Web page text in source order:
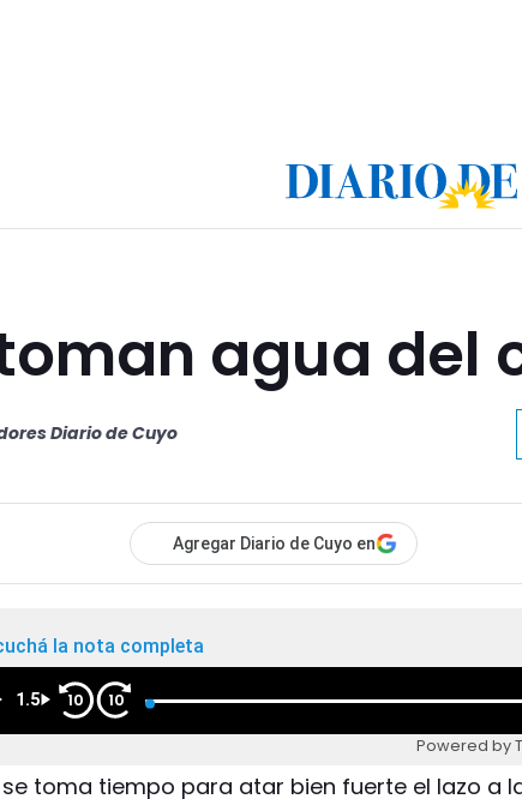
agua del
Diario de Cuyo
Agregar Diario de Cuyo en
la nota completa
1.5 10 10
Powered by
toma tiempo para atar bien fuerte el lazo a